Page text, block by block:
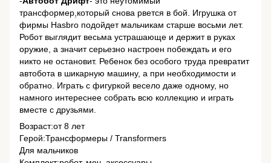
трансформер который снова рвется в бой. Игрушка от
фирмы Hasbro подойдет мальчикам старше восьми лет.
Робот выглядит весьма устрашающе и держит в руках
оружие, а значит серьезно настроен побеждать и его
никто не остановит. Ребенок без особого труда превратит
автобота в шикарную машину, а при необходимости и
обратно. Играть с фигуркой весело даже одному, но
намного интереснее собрать всю коллекцию и играть
вместе с друзьями.
Возраст:от 8 лет
Герой:Трансформеры / Transformers
Для мальчиков